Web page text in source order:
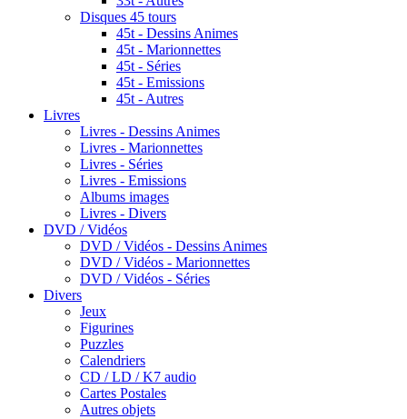
Disques 45 tours
45t - Dessins Animes
45t - Marionnettes
45t - Séries
45t - Emissions
45t - Autres
Livres
Livres - Dessins Animes
Livres - Marionnettes
Livres - Séries
Livres - Emissions
Albums images
Livres - Divers
DVD / Vidéos
DVD / Vidéos - Dessins Animes
DVD / Vidéos - Marionnettes
DVD / Vidéos - Séries
Divers
Jeux
Figurines
Puzzles
Calendriers
CD / LD / K7 audio
Cartes Postales
Autres objets